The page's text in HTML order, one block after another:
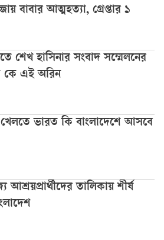
বাবার আত্মহত্যা, গ্রেপ্তার ১
শেখ হাসিনার সংবাদ সম্মেলনের
কে এই অরিন
খেলতে ভারত কি বাংলাদেশে আসবে
আশ্রয়প্রার্থীদের তালিকায় শীর্ষ